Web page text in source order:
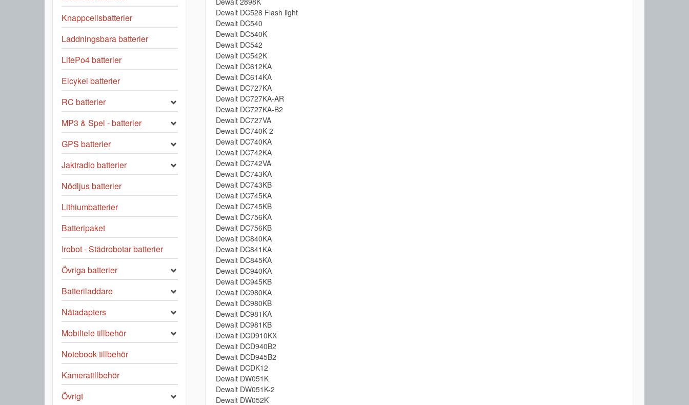
Dewalt DC528 Flash light
Dewalt DC540
Dewalt DC540K
Dewalt DC542
Dewalt DC542K
Dewalt DC612KA
Dewalt DC614KA
Dewalt DC727KA
Dewalt DC727KA-AR
Dewalt DC727KA-B2
Dewalt DC727VA
Dewalt DC740K-2
Dewalt DC740KA
Dewalt DC742KA
Dewalt DC742VA
Dewalt DC743KA
Dewalt DC743KB
Dewalt DC745KA
Dewalt DC745KB
Dewalt DC756KA
Dewalt DC756KB
Dewalt DC840KA
Dewalt DC841KA
Dewalt DC845KA
Dewalt DC940KA
Dewalt DC945KB
Dewalt DC980KA
Dewalt DC980KB
Dewalt DC981KA
Dewalt DC981KB
Dewalt DCD910KX
Dewalt DCD940B2
Dewalt DCD945B2
Dewalt DCDK12
Dewalt DW051K
Dewalt DW051K-2
Dewalt DW052K
Knappcellsbatterier
Laddningsbara batterier
LifePo4 batterier
Elcykel batterier
RC batterier
MP3 & Spel - batterier
GPS batterier
Jaktradio batterier
Nödljus batterier
Lithiumbatterier
Batteripaket
Irobot - Städrobotar batterier
Övriga batterier
Batteriladdare
Nätadapters
Mobiltele tillbehör
Notebook tillbehör
Kameratillbehör
Övrigt